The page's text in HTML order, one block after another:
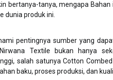
bertanya-tanya, mengapa
dunia produk ini.
pentingnya sumber yang
Textile bukan hanya
salah satunya Cotton
baku, proses produksi, dan